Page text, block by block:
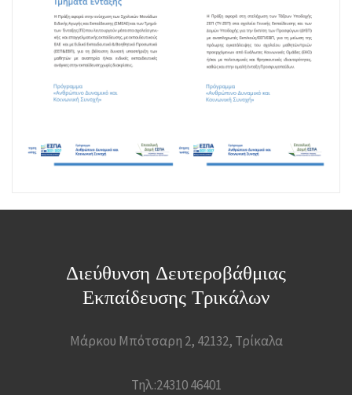
Διεύθυνση Δευτεροβάθμιας
Εκπαίδευσης Τρικάλων
Μάρκου Μπότσαρη 2, 42132, Τρίκαλα
Τηλ.:24310 46401